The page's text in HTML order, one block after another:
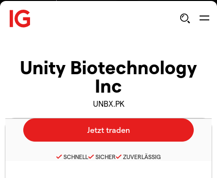
Unity Biotechnology
Inc
UNBX.PK
SCHNELL SICHER ZUVERLÄSSIG